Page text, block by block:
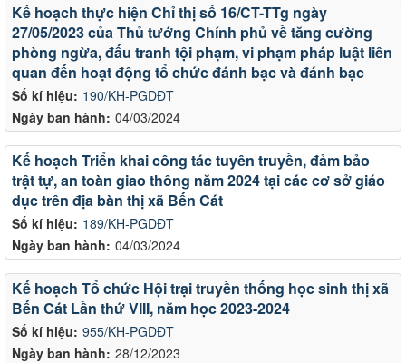
Số kí hiệu: 190/KH-PGDĐT
Ngày ban hành: 04/03/2024
Kế hoạch thực hiện Chỉ thị số 16/CT-TTg ngày
27/05/2023 của Thủ tướng Chính phủ về tăng cường
phòng ngừa, đấu tranh tội phạm, vi phạm pháp luật liên
quan đến hoạt động tổ chức đánh bạc và đánh bạc
Số kí hiệu: 189/KH-PGDĐT
Ngày ban hành: 04/03/2024
Kế hoạch Triển khai công tác tuyên truyền, đảm bảo
trật tự, an toàn giao thông năm 2024 tại các cơ sở giáo
dục trên địa bàn thị xã Bến Cát
Số kí hiệu: 955/KH-PGDĐT
Ngày ban hành: 28/12/2023
Kế hoạch Tổ chức Hội trại truyền thống học sinh thị xã
Bến Cát Lần thứ VIII, năm học 2023-2024